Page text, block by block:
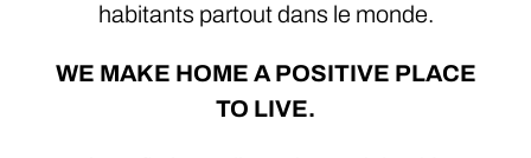
habitants partout dans le monde.
WE MAKE HOME A POSITIVE PLACE
TO LIVE.